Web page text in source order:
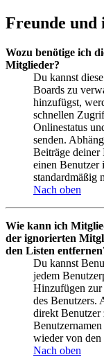
Freunde
Wozu benötige ich
Mitglieder?
Du kannst
Boards zu
hinzufügst,
schnellen
Onlinestatus
senden.
Beiträge deiner
einen Benutzer
standardmäßig
Nach oben
Wie kann ich
der ignorierten
den Listen
Du kannst
jedem
Hinzufügen zur
des Benutzers.
direkt Benutzer
wieder von den
Nach oben